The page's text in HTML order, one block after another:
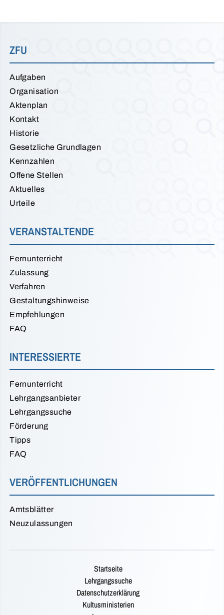
ZFU
Aufgaben
Organisation
Aktenplan
Kontakt
Historie
Gesetzliche Grundlagen
Kennzahlen
Offene Stellen
Aktuelles
Urteile
VERANSTALTENDE
Fernunterricht
Zulassung
Verfahren
Gestaltungshinweise
Empfehlungen
FAQ
INTERESSIERTE
Fernunterricht
Lehrgangsanbieter
Lehrgangssuche
Förderung
Tipps
FAQ
VERÖFFENTLICHUNGEN
Amtsblätter
Neuzulassungen
Startseite
Lehrgangssuche
Datenschutzerklärung
Kultusministerien